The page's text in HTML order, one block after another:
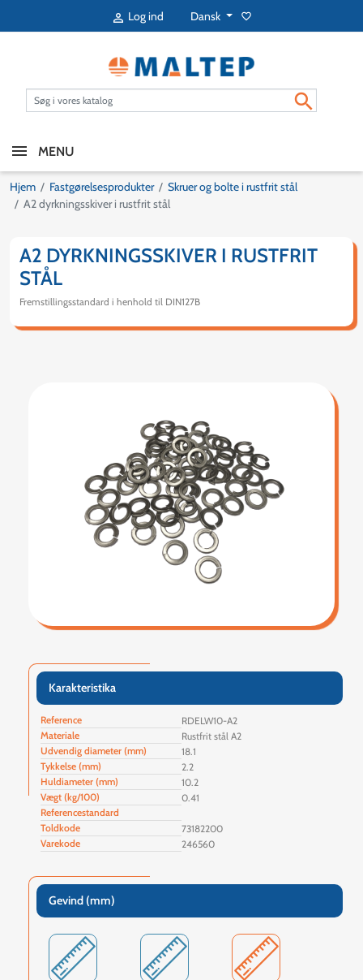
 Log ind Dansk favorite_border

MENU
Hjem Fastgørelsesprodukter
Skruer og bolte i rustfrit stål
A2 dyrkningsskiver i rustfrit stål
A2 DYRKNINGSSKIVER I RUSTFRIT
STÅL
Fremstillingsstandard i henhold til DIN127B
Karakteristika
Reference
RDELW10-A2
Materiale
Rustfrit stål A2
Udvendig diameter (mm)
18.1
Tykkelse (mm)
2.2
Huldiameter (mm)
10.2
Vægt (kg/100)
0.41
Referencestandard
Toldkode
73182200
Varekode
246560
Gevind (mm)